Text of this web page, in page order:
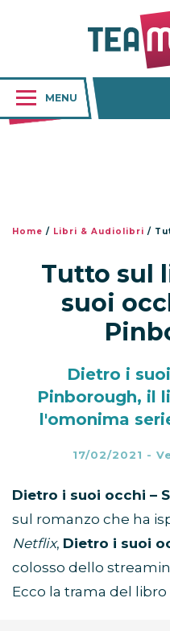
MENU
Home / Libri & Audiolibri /
Tutto sul
suoi
Dietro i
Pinborough, il
l'omonima
17/02/2021 -
Dietro i suoi occhi –
sul romanzo che ha
Netflix, Dietro i suoi
colosso dello
Ecco la trama del